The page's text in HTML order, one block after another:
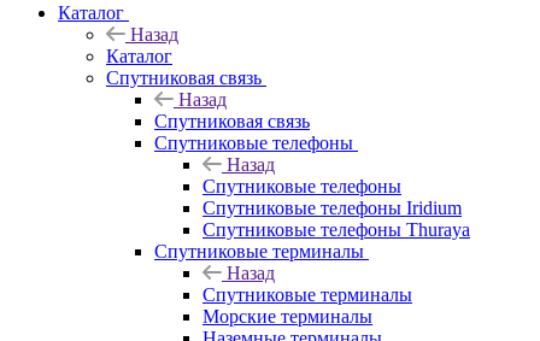
Каталог
Назад
Каталог
Спутниковая связь
Назад
Спутниковая связь
Спутниковые телефоны
Назад
Спутниковые телефоны
Спутниковые телефоны Iridium
Спутниковые телефоны Thuraya
Спутниковые терминалы
Назад
Спутниковые терминалы
Морские терминалы